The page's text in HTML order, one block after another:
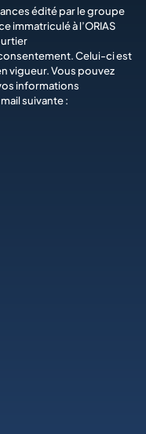
édité par le groupe
immatriculé à l’ORIAS
Celui-ci est
vigueur. Vous pouvez
informations
suivante :